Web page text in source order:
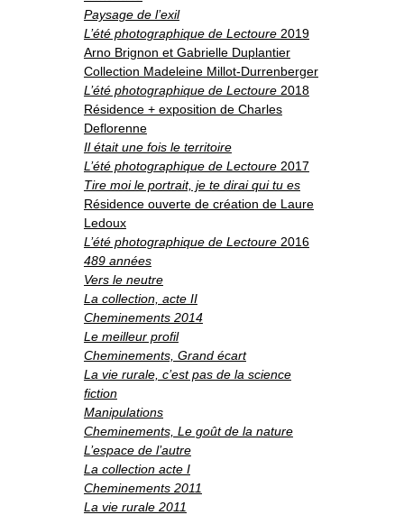
Paysage de l’exil
L’été photographique de Lectoure2019
Arno Brignon et Gabrielle Duplantier
Collection Madeleine Millot-Durrenberger
L’été photographique de Lectoure2018
Résidence + exposition de Charles
Deflorenne
Il était une fois le territoire
L’été photographique de Lectoure2017
Tire moi le portrait, je te dirai qui tu es
Résidence ouverte de création de Laure
Ledoux
L’été photographique de Lectoure2016
489 années
Vers le neutre
La collection, acte II
Cheminements 2014
Le meilleur profil
Cheminements, Grand écart
La vie rurale, c’est pas de la science
fiction
Manipulations
Cheminements, Le goût de la nature
L’espace de l’autre
La collection acte I
Cheminements 2011
La vie rurale 2011